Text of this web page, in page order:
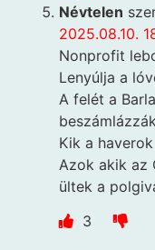
Névtelen
2025.08.10.
Nonprofit
Lenyúlja a
A felét a
Kik a haverok
Azok akik az
ültek a
3